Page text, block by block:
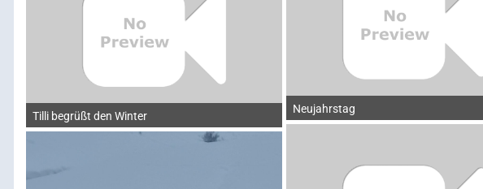
Tilli begrüßt den Winter
Neujahrstag